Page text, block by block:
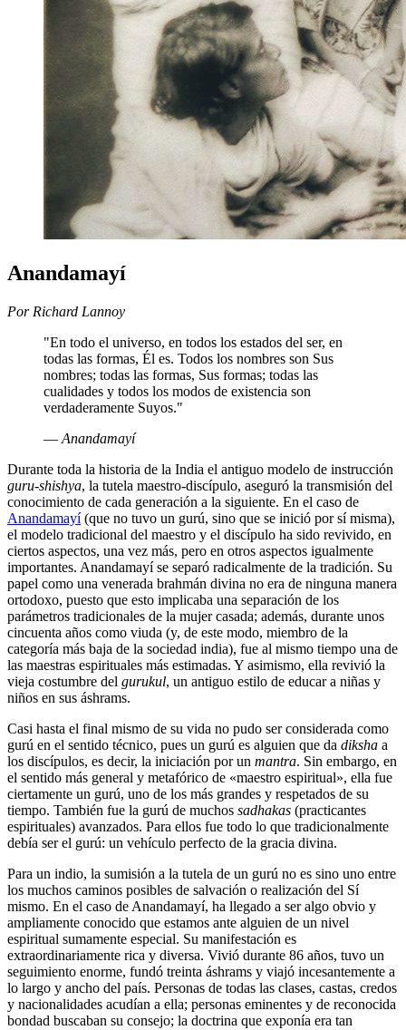
Anandamayí
Por Richard Lannoy
"En todo el universo, en todos los estados del ser, en
todas las formas, Él es. Todos los nombres son Sus
nombres; todas las formas, Sus formas; todas las
cualidades y todos los modos de existencia son
verdaderamente Suyos."
― Anandamayí
Durante toda la historia de la India el antiguo modelo de instrucción
guru-shishya, la tutela maestro-discípulo, aseguró la transmisión del
conocimiento de cada generación a la siguiente. En el caso de
Anandamayí(que no tuvo un gurú, sino que se inició por sí misma),
el modelo tradicional del maestro y el discípulo ha sido revivido, en
ciertos aspectos, una vez más, pero en otros aspectos igualmente
importantes. Anandamayí se separó radicalmente de la tradición. Su
papel como una venerada brahmán divina no era de ninguna manera
ortodoxo, puesto que esto implicaba una separación de los
parámetros tradicionales de la mujer casada; además, durante unos
cincuenta años como viuda (y, de este modo, miembro de la
categoría más baja de la sociedad india), fue al mismo tiempo una de
las maestras espirituales más estimadas. Y asimismo, ella revivió la
vieja costumbre del gurukul, un antiguo estilo de educar a niñas y
niños en sus áshrams.
Casi hasta el final mismo de su vida no pudo ser considerada como
gurú en el sentido técnico, pues un gurú es alguien que da diksha a
los discípulos, es decir, la iniciación por un mantra. Sin embargo, en
el sentido más general y metafórico de «maestro espiritual», ella fue
ciertamente un gurú, uno de los más grandes y respetados de su
tiempo. También fue la gurú de muchos sadhakas (practicantes
espirituales) avanzados. Para ellos fue todo lo que tradicionalmente
debía ser el gurú: un vehículo perfecto de la gracia divina.
Para un indio, la sumisión a la tutela de un gurú no es sino uno entre
los muchos caminos posibles de salvación o realización del Sí
mismo. En el caso de Anandamayí, ha llegado a ser algo obvio y
ampliamente conocido que estamos ante alguien de un nivel
espiritual sumamente especial. Su manifestación es
extraordinariamente rica y diversa. Vivió durante 86 años, tuvo un
seguimiento enorme, fundó treinta áshrams y viajó incesantemente a
lo largo y ancho del país. Personas de todas las clases, castas, credos
y nacionalidades acudían a ella; personas eminentes y de reconocida
bondad buscaban su consejo; la doctrina que exponía era tan